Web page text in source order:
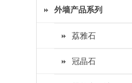
外墙产品系列
荔雅石
冠晶石